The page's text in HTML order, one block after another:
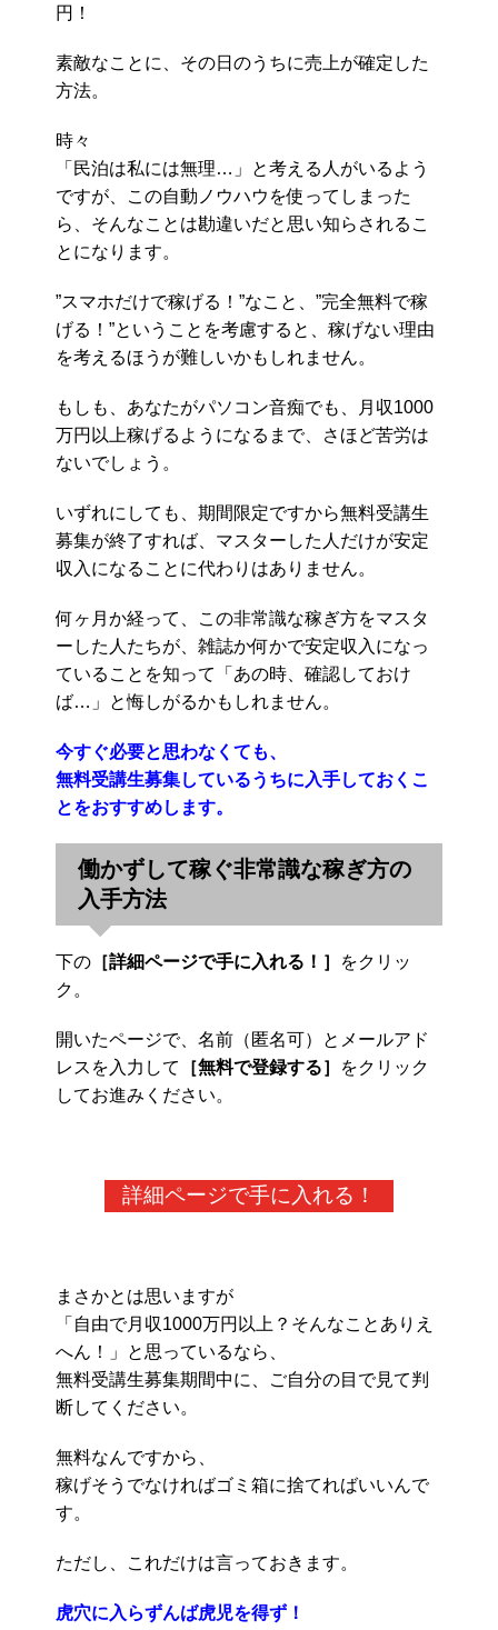
円！
素敵なことに、その日のうちに売上が確定した
方法。
時々
「民泊は私には無理…」と考える人がいるよう
ですが、この自動ノウハウを使ってしまった
ら、そんなことは勘違いだと思い知らされるこ
とになります。
”スマホだけで稼げる！”なこと、”完全無料で稼
げる！”ということを考慮すると、稼げない理由
を考えるほうが難しいかもしれません。
もしも、あなたがパソコン音痴でも、月収1000
万円以上稼げるようになるまで、さほど苦労は
ないでしょう。
いずれにしても、期間限定ですから無料受講生
募集が終了すれば、マスターした人だけが安定
収入になることに代わりはありません。
何ヶ月か経って、この非常識な稼ぎ方をマスタ
ーした人たちが、雑誌か何かで安定収入になっ
ていることを知って「あの時、確認しておけ
ば…」と悔しがるかもしれません。
今すぐ必要と思わなくても、
無料受講生募集しているうちに入手しておくこ
とをおすすめします。
働かずして稼ぐ非常識な稼ぎ方の
入手方法
下の ［詳細ページで手に入れる！］
をクリッ
ク。
開いたページで、名前（匿名可）とメールアド
レスを入力して
［無料で登録する］
をクリック
してお進みください。
詳細ページで手に入れる！
まさかとは思いますが
「自由で月収1000万円以上？そんなことありえ
へん！」と思っているなら、
無料受講生募集期間中に、ご自分の目で見て判
断してください。
無料なんですから、
稼げそうでなければゴミ箱に捨てればいいんで
す。
ただし、これだけは言っておきます。
虎穴に入らずんば虎児を得ず！